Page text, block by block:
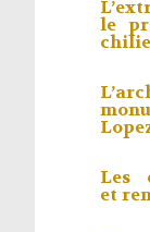
le
Les
et